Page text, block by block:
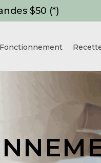
$50 (*)
Fonctionnement